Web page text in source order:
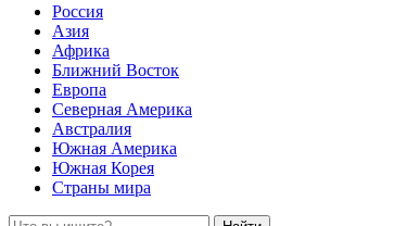
Россия
Азия
Африка
Ближний Восток
Европа
Северная Америка
Австралия
Южная Америка
Южная Корея
Страны мира